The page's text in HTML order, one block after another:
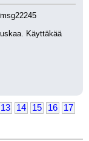
Käyttäkää
13 14 15 16
17